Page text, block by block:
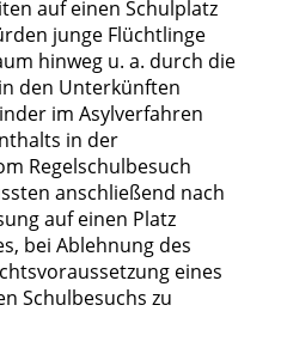
auf einen Schulplatz
junge Flüchtlinge
hinweg u. a. durch die
den Unterkünften
im Asylverfahren
in der
Regelschulbesuch
anschließend nach
auf einen Platz
bei Ablehnung des
eines
Schulbesuchs zu